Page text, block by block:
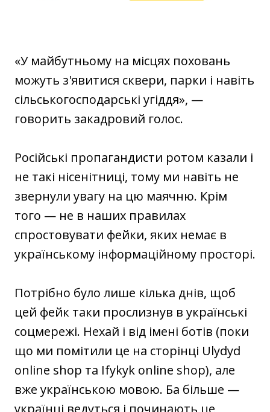
«У майбутньому на місцях поховань
можуть з'явитися сквери, парки і навіть
сільськогосподарські угіддя», —
говорить закадровий голос.
Російські пропагандисти ротом казали і
не такі нісенітниці, тому ми навіть не
звернули увагу на цю маячню. Крім
того — не в наших правилах
спростовувати фейки, яких немає в
українському інформаційному просторі.
Потрібно було лише кілька днів, щоб
цей фейк таки прослизнув в українські
соцмережі. Нехай і від імені ботів (поки
що ми помітили це на сторінці Ulydyd
online shop та Ifykyk online shop), але
вже українською мовою. Ба більше —
українці ведуться і починають це